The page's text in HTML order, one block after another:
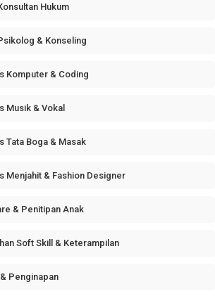
Hukum
& Konseling
Komputer & Coding
Musik & Vokal
Tata Boga & Masak
Menjahit & Fashion Designer
& Penitipan Anak
Soft Skill & Keterampilan
Penginapan